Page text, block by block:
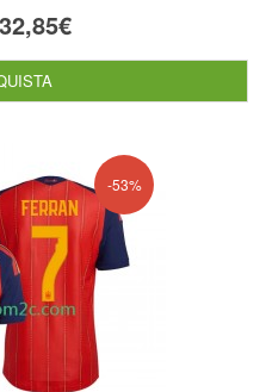
32,85€
-53%